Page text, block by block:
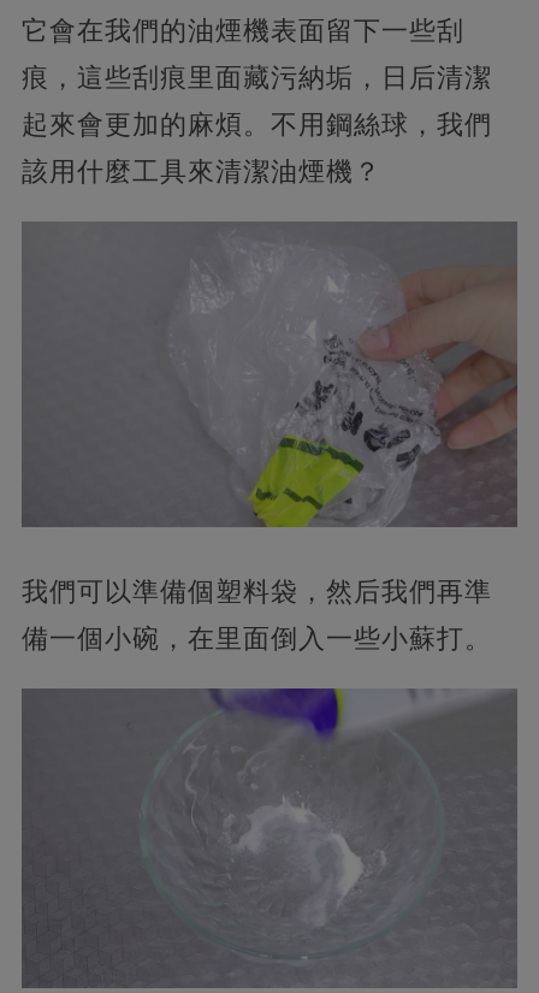
它會在我們的油煙機表面留下一些刮
痕，這些刮痕里面藏污納垢，日后清潔
起來會更加的麻煩。不用鋼絲球，我們
該用什麼工具來清潔油煙機？
我們可以準備個塑料袋，然后我們再準
備一個小碗，在里面倒入一些小蘇打。